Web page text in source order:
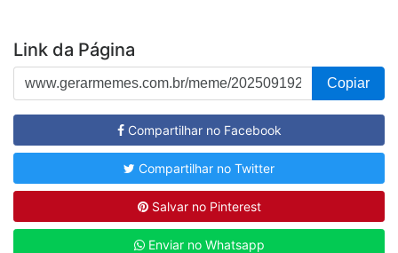
Link da Página
Copiar
Compartilhar no Facebook
Compartilhar no Twitter
Salvar no Pinterest
Enviar no Whatsapp